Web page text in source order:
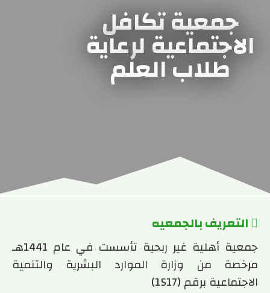
جمعية تكافل
الاجتماعية لرعاية
طلاب العلم
التعريف بالجمعيه
‏‏جمعية أهلية غير ربحية تأسست في عام 1441هـ
مرخصة من وزارة الموارد البشرية والتنمية
الاجتماعية برقم (1517)